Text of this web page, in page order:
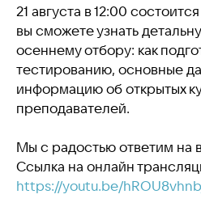
21 августа в 12:00
вы сможете узнать
осеннему отбору: как
тестированию, основные
информацию об открытых
преподавателей.
Мы с радостью ответим на
Ссылка на онлайн
https://youtu.be/